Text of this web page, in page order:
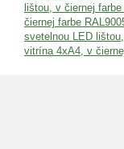
lištou, v čiernej farbe
čiernej farbe
svetelnou LED
vitrína 4xA4, v